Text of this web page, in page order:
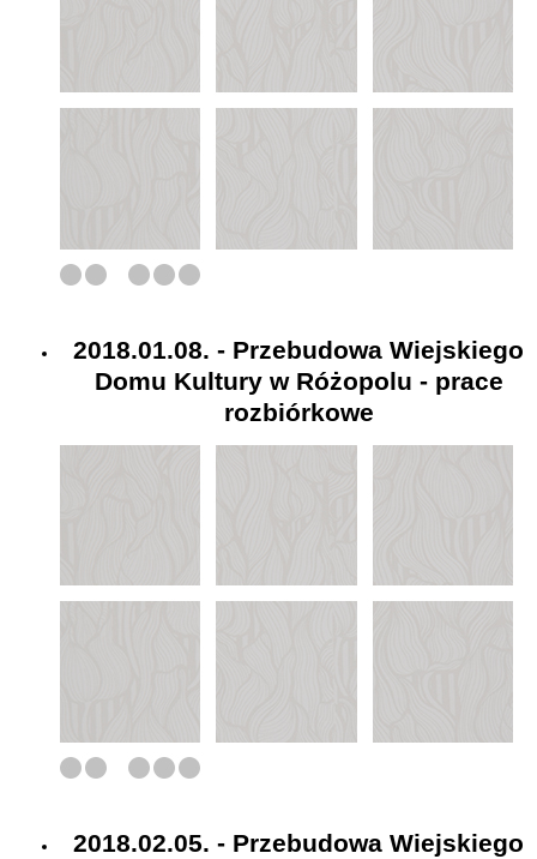
2018.01.08. - Przebudowa Wiejskiego
Domu Kultury w Różopolu - prace
rozbiórkowe
2018.02.05. - Przebudowa Wiejskiego